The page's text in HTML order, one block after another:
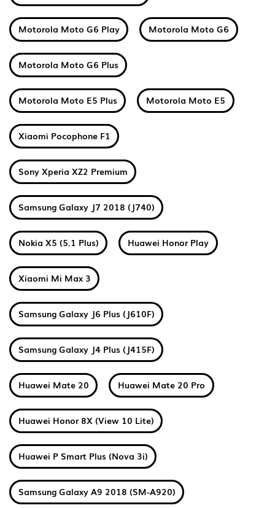
Motorola Moto G6 Play Motorola Moto G6
Motorola Moto G6 Plus
Motorola Moto E5 Plus Motorola Moto E5
Xiaomi Pocophone F1
Sony Xperia XZ2 Premium
Samsung Galaxy J7 2018 (J740)
Nokia X5 (5.1 Plus) Huawei Honor Play
Xiaomi Mi Max 3
Samsung Galaxy J6 Plus (J610F)
Samsung Galaxy J4 Plus (J415F)
Huawei Mate 20 Huawei Mate 20 Pro
Huawei Honor 8X (View 10 Lite)
Huawei P Smart Plus (Nova 3i)
Samsung Galaxy A9 2018 (SM-A920)